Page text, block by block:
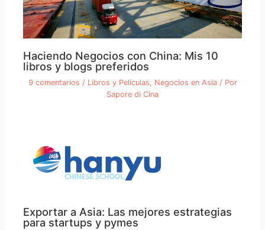
Haciendo Negocios con China: Mis 10
libros y blogs preferidos
9 comentarios / Libros y Películas, Negocios en Asia/ Por
Sapore di Cina
Exportar a Asia: Las mejores estrategias
para startups y pymes